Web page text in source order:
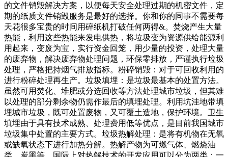
的文件销毁解决方案，以便每天安全处理过期的机密文件，定
期的纸质文件销毁服务是最好的选择。你和你的同事不需要每
天花很多宝贵的时间用碎纸机打破任何两得&。焚烧产生大量
热能，利用这些热能来发电供热，将垃圾变为资源供给能源利
用起来，变废为宝，实行资金回笼，用少量的投资，处理大量
的废弃物，解决废弃物处理问题，环保零排放，严谨执行垃圾
处理，严格把持烟气排放指标。粉碎销毁：对于可回收利用的
进行粉碎处理再生产。垃圾填埋：是垃圾最基本的处置方法。
虽然可用焚化、堆肥或分选回收等方法处理城市垃圾，但其难
以处理的部分剩余物仍需作最后的填埋处理。利用坑洼地带填
埋城市垃圾，既可处置废物，又可覆土造地，保护环境。卫生
填埋由于具有技术成熟、处理费用低等优点，是目前我国城市
垃圾集中处置的主要方式。垃圾热解处理：是将有机物在无氧
或缺氧状态下进行加热分解。热解产物为可燃气体、燃烧油